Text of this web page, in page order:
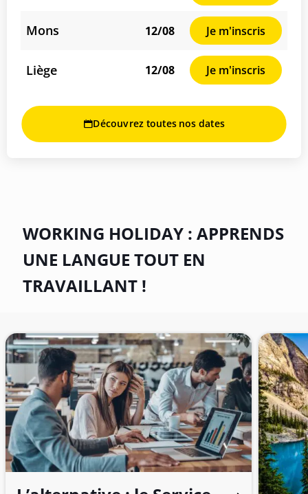
Mons 12/08 Je m'inscris
Liège 12/08 Je m'inscris
Découvrez toutes nos dates
WORKING HOLIDAY : APPRENDS
UNE LANGUE TOUT EN
TRAVAILLANT !